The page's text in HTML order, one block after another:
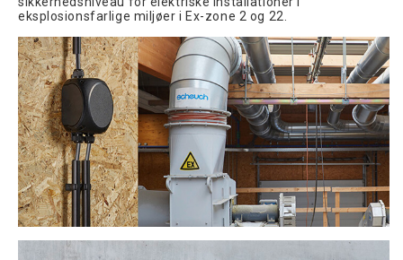
eksplosionsfarlige miljøer i Ex-zone 2 og 22.